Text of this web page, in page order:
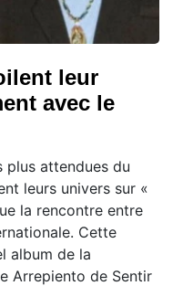
leur
avec le
plus attendues du
leurs univers sur «
la rencontre entre
Cette
album de la
Arrepiento de Sentir